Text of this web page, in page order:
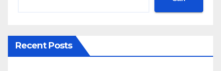
Recent Posts